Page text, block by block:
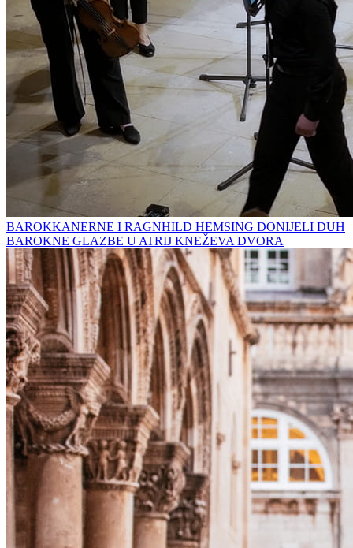
BAROKKANERNE I RAGNHILD HEMSING DONIJELI DUH
BAROKNE GLAZBE U ATRIJ KNEŽEVA DVORA